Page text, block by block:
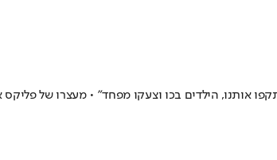
אותנו, הילדים בכו וצעקו מפחד" • מעצרו של